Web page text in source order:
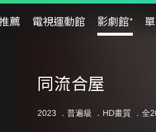
薦 電視運動館 影劇館⁺
同流合屋
2023 ． 普遍級 ．HD畫質 ．全